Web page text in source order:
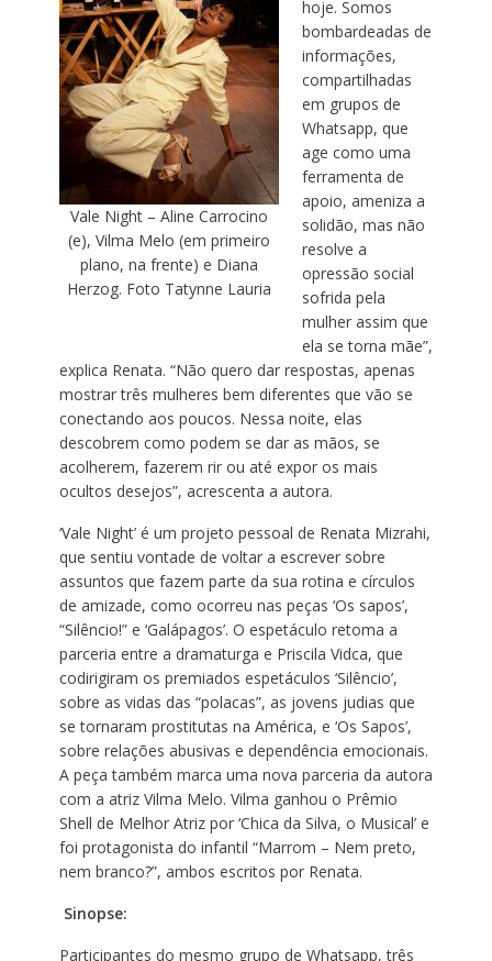
Vale Night – Aline Carrocino
(e), Vilma Melo (em primeiro
plano, na frente) e Diana
Herzog. Foto Tatynne Lauria
hoje. Somos
bombardeadas de
informações,
compartilhadas
em grupos de
Whatsapp, que
age como uma
ferramenta de
apoio, ameniza a
solidão, mas não
resolve a
opressão social
sofrida pela
mulher assim que
ela se torna mãe”,
explica Renata. “Não quero dar respostas, apenas
mostrar três mulheres bem diferentes que vão se
conectando aos poucos. Nessa noite, elas
descobrem como podem se dar as mãos, se
acolherem, fazerem rir ou até expor os mais
ocultos desejos”, acrescenta a autora.
‘Vale Night’ é um projeto pessoal de Renata Mizrahi,
que sentiu vontade de voltar a escrever sobre
assuntos que fazem parte da sua rotina e círculos
de amizade, como ocorreu nas peças ‘Os sapos’,
“Silêncio!” e ‘Galápagos’. O espetáculo retoma a
parceria entre a dramaturga e Priscila Vidca, que
codirigiram os premiados espetáculos ‘Silêncio’,
sobre as vidas das “polacas”, as jovens judias que
se tornaram prostitutas na América, e ‘Os Sapos’,
sobre relações abusivas e dependência emocionais.
A peça também marca uma nova parceria da autora
com a atriz Vilma Melo. Vilma ganhou o Prêmio
Shell de Melhor Atriz por ‘Chica da Silva, o Musical’ e
foi protagonista do infantil “Marrom – Nem preto,
nem branco?”, ambos escritos por Renata.
Sinopse:
Participantes do mesmo grupo de Whatsapp, três